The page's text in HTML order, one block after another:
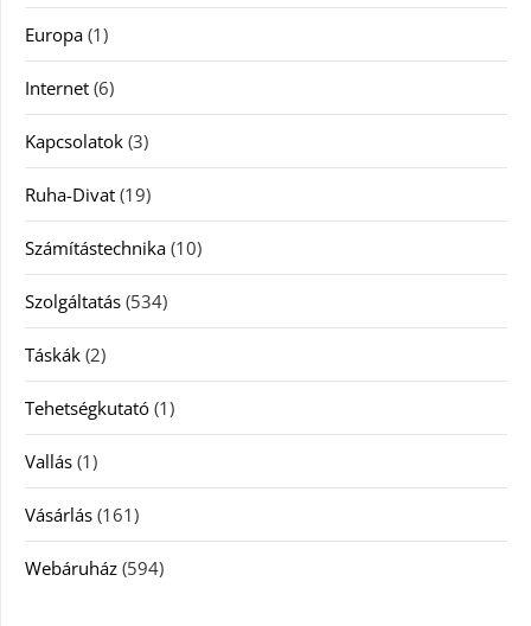
Europa (1)
Internet (6)
Kapcsolatok (3)
Ruha-Divat (19)
Számítástechnika (10)
Szolgáltatás (534)
Táskák (2)
Tehetségkutató (1)
Vallás (1)
Vásárlás (161)
Webáruház (594)